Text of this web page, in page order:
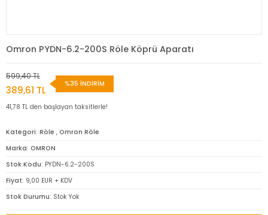
Omron PYDN-6.2-200S Röle Köprü Aparatı
599,40 TL
389,61 TL
%35 İNDİRİM
41,78 TL den başlayan taksitlerle!
Kategori Röle , Omron Röle
Marka OMRON
Stok Kodu PYDN-6.2-200S
Fiyat 9,00 EUR + KDV
Stok Durumu Stok Yok